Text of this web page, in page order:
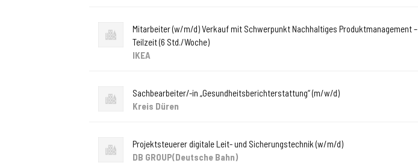
Mitarbeiter (w/m/d) Verkauf mit Schwerpunkt Nachhaltiges Produktmanagement –
Teilzeit (6 Std./Woche)
IKEA
Sachbearbeiter/-in „Gesundheitsberichterstattung“ (m/w/d)
Kreis Düren
Projektsteuerer digitale Leit- und Sicherungstechnik (w/m/d)
DB GROUP(Deutsche Bahn)